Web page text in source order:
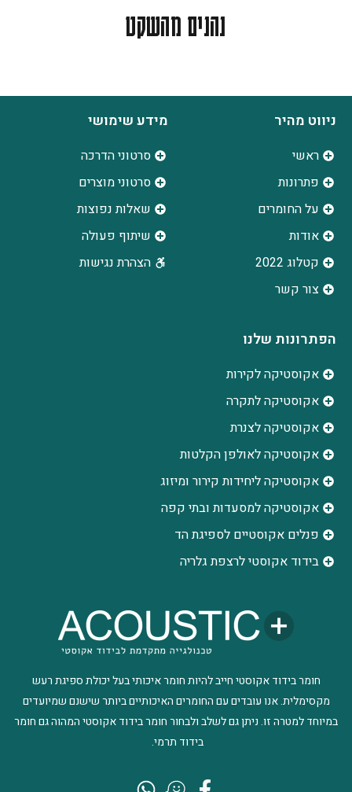
נהנים מהשקט
חומר בידוד אקוסטי חייב להיות חומר איכותי בעל יכולת ספיגת רעש
מקסימלית. אנו עובדים עם החומרים האיכותיים ביותר שישנם שמיועדים
במיוחד למטרה זו. ניתן גם לשלב ולבחור חומר בידוד אקוסטי המהוה גם חומר
בידוד תרמי.
ניווט מהיר
ראשי
פתרונות
על החומרים
אודות
קטלוג 2022
צור קשר
מידע שימושי
סרטוני הדרכה
סרטוני מוצרים
שאלות נפוצות
שיתוף פעולה
הצהרת נגישות
הפתרונות שלנו
אקוסטיקה לקירות
אקוסטיקה לתקרה
אקוסטיקה לצנרת
אקוסטיקה לאולפן הקלטות
‫אקוסטיקה ליחידות קירור ומיזוג
אקוסטיקה למסעדות ובתי קפה
פנלים אקוסטיים לספיגת הד
בידוד אקוסטי לרצפת גלריה